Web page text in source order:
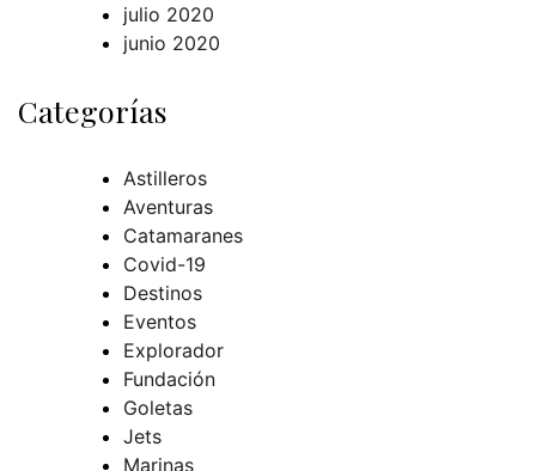
julio 2020
junio 2020
Categorías
Astilleros
Aventuras
Catamaranes
Covid-19
Destinos
Eventos
Explorador
Fundación
Goletas
Jets
Marinas